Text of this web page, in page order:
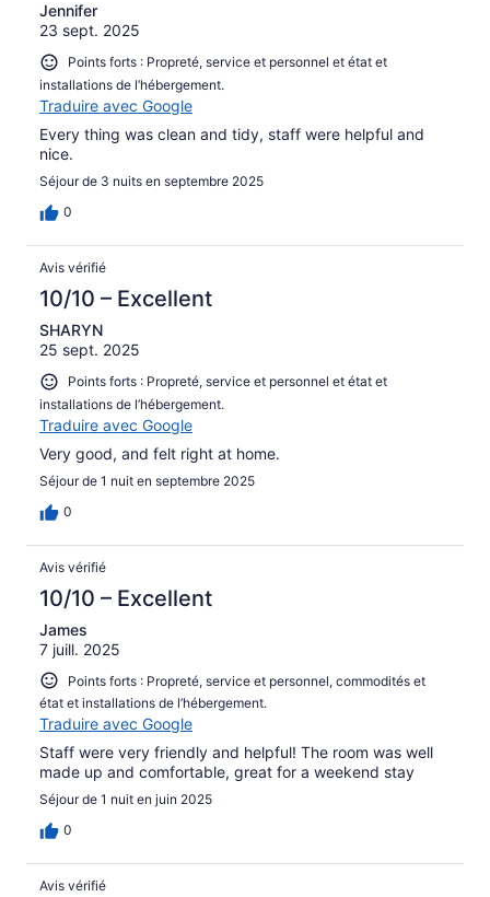
Jennifer
23 sept. 2025
Points forts : Propreté, service et personnel et état et
installations de l’hébergement.
Traduire avec Google
Every thing was clean and tidy, staff were helpful and
nice.
Séjour de 3 nuits en septembre 2025
0
Avis vérifié
10/10 – Excellent
SHARYN
25 sept. 2025
Points forts : Propreté, service et personnel et état et
installations de l’hébergement.
Traduire avec Google
Very good, and felt right at home.
Séjour de 1 nuit en septembre 2025
0
Avis vérifié
10/10 – Excellent
James
7 juill. 2025
Points forts : Propreté, service et personnel, commodités et
état et installations de l’hébergement.
Traduire avec Google
Staff were very friendly and helpful! The room was well
made up and comfortable, great for a weekend stay
Séjour de 1 nuit en juin 2025
0
Avis vérifié